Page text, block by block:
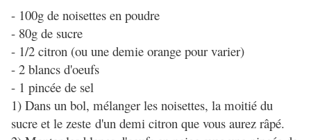
- 100g de noisettes en poudre
- 80g de sucre
- 1/2 citron (ou une demie orange pour varier)
- 2 blancs d'oeufs
- 1 pincée de sel
1) Dans un bol, mélanger les noisettes, la moitié du
sucre et le zeste d'un demi citron que vous aurez râpé.